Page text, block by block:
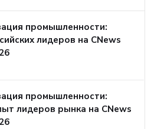
промышленности:
лидеров на CNews
промышленности:
лидеров рынка на CNews